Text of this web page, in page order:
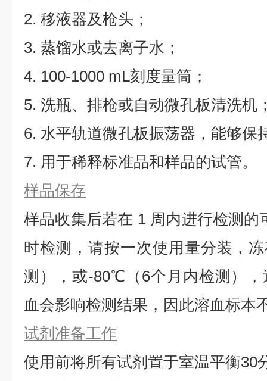
2. 移液器及枪头；
3. 蒸馏水或去离子水；
4. 100-1000 mL刻度量筒；
5. 洗瓶、排枪或自动微孔板清洗机
6. 水平轨道微孔板振荡器，能够保
7. 用于稀释标准品和样品的试管。
样品保存
样品收集后若在 1 周内进行检测
时检测，请按一次使用量分装，
测），或-80℃（6个月内检测）
血会影响检测结果，因此溶血标本
试剂准备工作
使用前将所有试剂置于室温平衡30